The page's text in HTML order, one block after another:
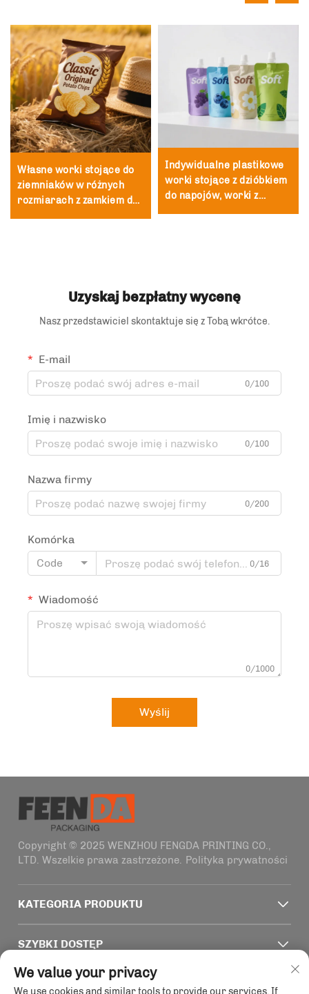
Własne worki stojące do
ziemniaków w różnych
rozmiarach z zamkiem do
Indywidualne plastikowe
worki stojące z dzióbkiem
do napojów, worki z
Uzyskaj bezpłatny wycenę
Nasz przedstawiciel skontaktuje się z Tobą wkrótce.
E-mail
0/100
Imię i nazwisko
0/100
Nazwa firmy
0/200
Komórka
Code
0/16
Wiadomość
0/1000
Wyślij
Copyright © 2025 WENZHOU FENGDA PRINTING CO.,
LTD. Wszelkie prawa zastrzeżone. Polityka prywatności
KATEGORIA PRODUKTU
SZYBKI DOSTĘP
INFORMACJE KONTAKTOWE
We value your privacy
We use cookies and similar tools to provide our services. If